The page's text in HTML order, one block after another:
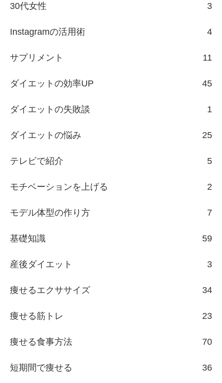
30代女性 3
Instagramの活用術 4
サプリメント 11
ダイエットの効率UP 45
ダイエットの失敗談 1
ダイエットの悩み 25
テレビで紹介 5
モチベーションを上げる 2
モデル体型の作り方 7
基礎知識 59
産後ダイエット 3
痩せるエクササイズ 34
痩せる筋トレ 23
痩せる食事方法 70
短期間で痩せる 36